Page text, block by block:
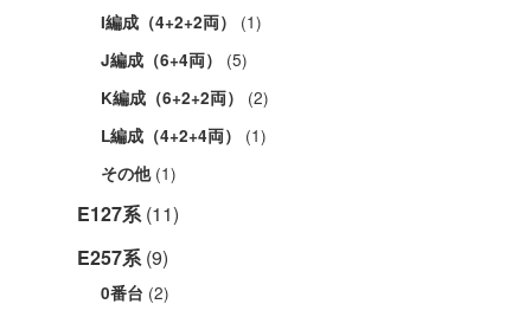
I編成（4+2+2両） (1)
J編成（6+4両） (5)
K編成（6+2+2両） (2)
L編成（4+2+4両） (1)
その他(1)
E127系(11)
E257系(9)
0番台 (2)